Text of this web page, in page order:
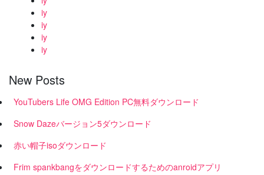
iy
iy
iy
iy
New Posts
YouTubers Life OMG Edition PC無料ダウンロード
Snow Dazeバージョン5ダウンロード
赤い帽子isoダウンロード
Frim spankbangをダウンロードするためのanroidアプリ